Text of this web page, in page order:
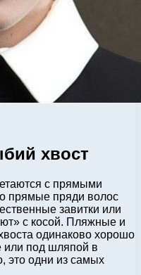
хвост
с прямыми
прямые пряди волос
завитки или
с косой. Пляжные и
одинаково хорошо
или под шляпой в
это одни из самых